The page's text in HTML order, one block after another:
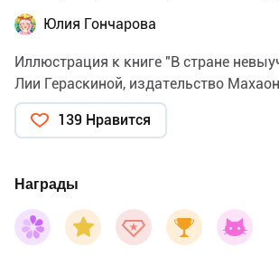
Юлия Гончарова
Иллюстрация к книге "В стране
Лии Гераскиной, издательство
139 Нравится
Награды